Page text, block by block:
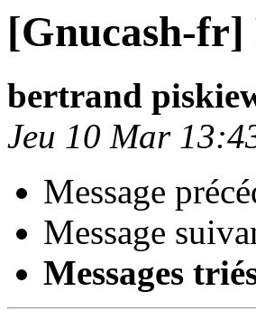
[Gnucash-fr]
bertrand
Jeu 10 Mar
Message
Message
Messages